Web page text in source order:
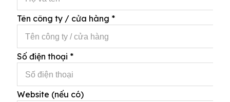
Tên công ty / cửa hàng *
Số điện thoại *
Website (nếu có)